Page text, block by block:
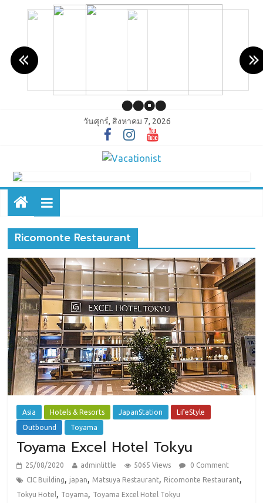
วันศุกร์, สิงหาคม 7, 2026
Ricomonte Restaurant
Asia Hotels & Resorts JapanStation
LifeStyle
Outbound
Toyama
Toyama Excel Hotel Tokyu
25/08/2020 adminlittle 5065 Views
0 Comment
CIC Building, japan, Matsuya Restaurant, Ricomonte Restaurant,
Tokyu Hotel , Toyama, Toyama Excel Hotel Tokyu